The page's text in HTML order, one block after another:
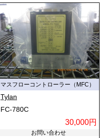
マスフローコントローラー（MFC）
Tylan
FC-780C
30,000円
お問い合わせ